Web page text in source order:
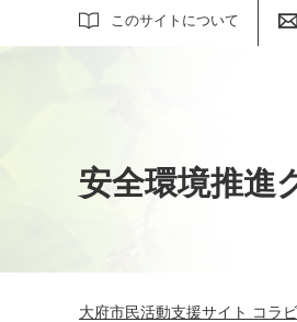
このサイトについて
サイト内検索
安全環境推進
大府市民活動支援サイト コラ